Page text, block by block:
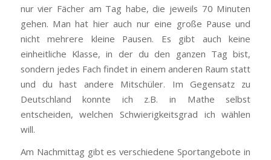
nur vier Fächer am Tag habe, die jeweils 70 Minuten
gehen. Man hat hier auch nur eine große Pause und
nicht mehrere kleine Pausen. Es gibt auch keine
einheitliche Klasse, in der du den ganzen Tag bist,
sondern jedes Fach findet in einem anderen Raum statt
und du hast andere Mitschüler. Im Gegensatz zu
Deutschland konnte ich z.B. in Mathe selbst
entscheiden, welchen Schwierigkeitsgrad ich wählen
will.
Am Nachmittag gibt es verschiedene Sportangebote in